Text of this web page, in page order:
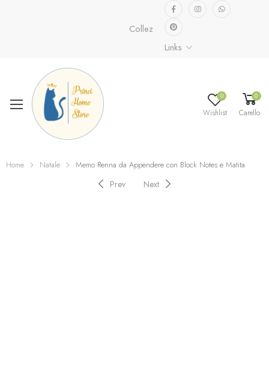
Collezione speciale già disponibile.
Links
0
Wishlist
0
Carello
Home Natale Memo Renna da Appendere con Block Notes e Matita
Prev Next